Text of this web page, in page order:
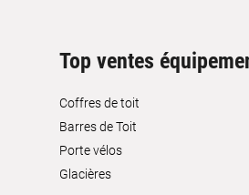
Top ventes
Coffres de toit
Barres de Toit
Porte vélos
Glacières